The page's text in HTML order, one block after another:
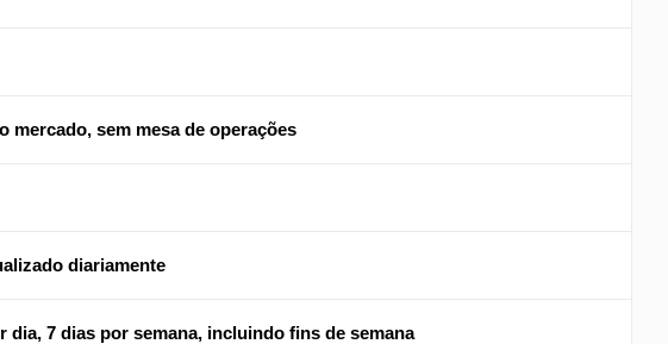
mercado, sem mesa de operações
diariamente
dia, 7 dias por semana, incluindo fins de semana